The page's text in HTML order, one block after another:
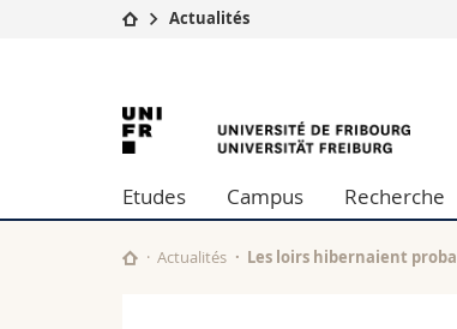
Etudes
Campus
Université
Formation continue
Actualités
University
of
Fribourg
Etudes Campus Recherche
Actualités Les loirs hibernaient